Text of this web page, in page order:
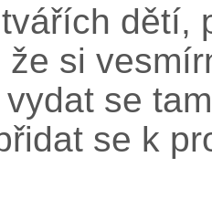
dětí,
že si
se
se k